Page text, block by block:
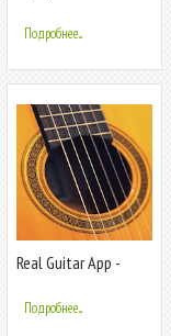
Подробнее...
Real Guitar App -
симулятор гитары
Pro
Подробнее...